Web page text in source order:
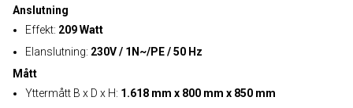
Anslutning
Effekt: 209 Watt
Elanslutning: 230V / 1N~/PE / 50 Hz
Mått
Yttermått B x D x H: 1.618 mm x 800 mm x 850 mm